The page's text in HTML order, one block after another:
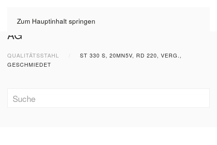
Zum Hauptinhalt springen
QUALITÄTSSTAHL
ST 330 S, 20MN5V, RD 220, VERG.,
GESCHMIEDET